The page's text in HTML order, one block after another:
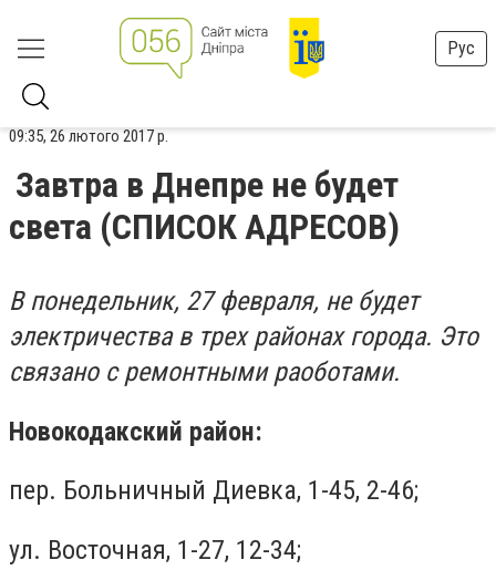
Рус
09:35, 26 лютого 2017 р.
Завтра в Днепре не будет
света (СПИСОК АДРЕСОВ)
В понедельник, 27 февраля, не будет
электричества в трех районах города. Это
связано с ремонтными раоботами.
Новокодакский район:
пер. Больничный Диевка, 1-45, 2-46;
ул. Восточная, 1-27, 12-34;